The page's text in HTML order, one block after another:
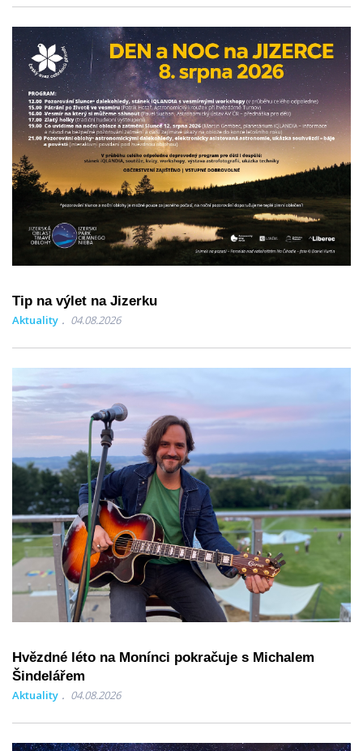
Tip na výlet na Jizerku
Aktuality 04.08.2026
Hvězdné léto na Monínci pokračuje s Michalem
Šindelářem
Aktuality 04.08.2026